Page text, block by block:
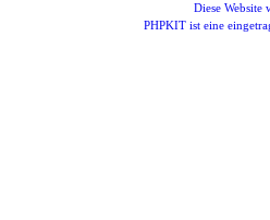
Diese Website
PHPKIT ist eine